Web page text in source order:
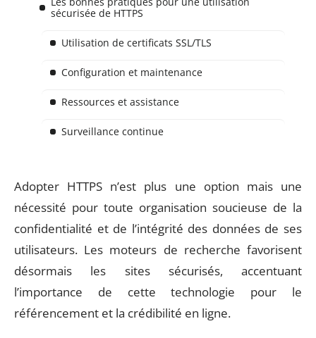
sécurisée de HTTPS
Utilisation de certificats SSL/TLS
Configuration et maintenance
Ressources et assistance
Surveillance continue
Adopter HTTPS n’est plus une option mais une
nécessité pour toute organisation soucieuse de la
confidentialité et de l’intégrité des données de ses
utilisateurs. Les moteurs de recherche favorisent
désormais les sites sécurisés, accentuant
l’importance de cette technologie pour le
référencement et la crédibilité en ligne.